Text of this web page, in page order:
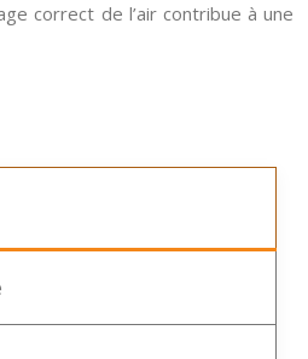
correct de l’air contribue à une